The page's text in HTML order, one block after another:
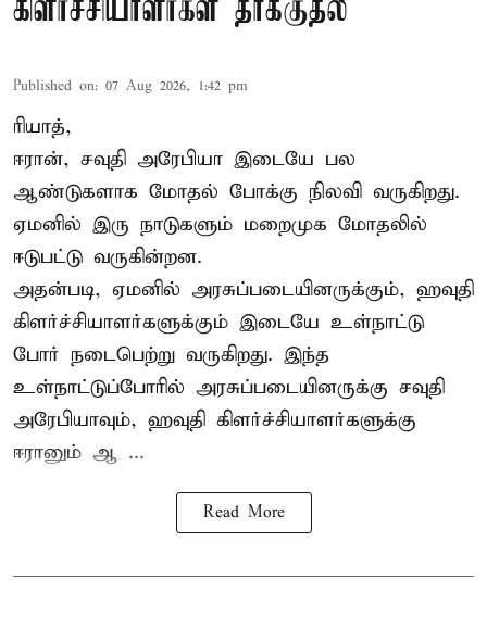
கிளர்ச்சியாளர்கள் தாக்குதல்
Published on: 07 Aug 2026, 1:42 pm
ரியாத்,
ஈரான், சவுதி அரேபியா இடையே பல
ஆண்டுகளாக மோதல் போக்கு நிலவி வருகிறது.
ஏமனில் இரு நாடுகளும் மறைமுக மோதலில்
ஈடுபட்டு வருகின்றன.
அதன்படி, ஏமனில் அரசுப்படையினருக்கும், ஹவுதி
கிளர்ச்சியாளர்களுக்கும் இடையே உள்நாட்டு
போர் நடைபெற்று வருகிறது. இந்த
உள்நாட்டுப்போரில் அரசுப்படையினருக்கு சவுதி
அரேபியாவும், ஹவுதி கிளர்ச்சியாளர்களுக்கு
ஈரானும் ஆ ...
Read More